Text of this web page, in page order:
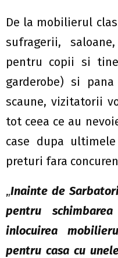
De la mobilierul
sufragerii,
pentru copii si
garderobe) si
scaune, vizitatorii
tot ceea ce au
case dupa
preturi fara
„Inainte de
pentru
inlocuirea
pentru casa cu